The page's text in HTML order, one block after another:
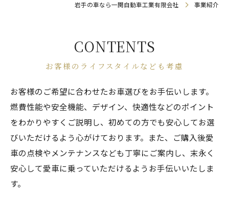
岩手の車なら一関自動車工業有限会社 事業紹介
お客様のライフスタイルなども考慮
CONTENTS
お客様のご希望に合わせたお車選びをお手伝いします。
燃費性能や安全機能、デザイン、快適性などのポイント
をわかりやすくご説明し、初めての方でも安心してお選
びいただけるよう心がけております。また、ご購入後愛
車の点検やメンテナンスなども丁寧にご案内し、末永く
安心して愛車に乗っていただけるようお手伝いいたしま
す。